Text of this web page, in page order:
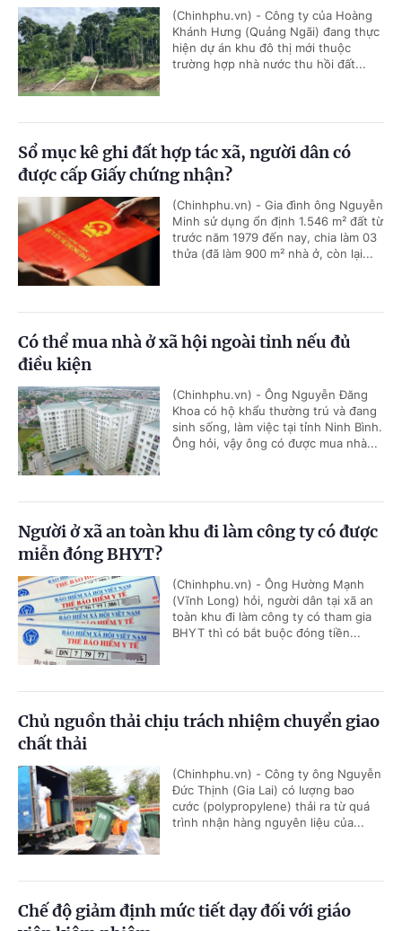
(Chinhphu.vn) - Công ty của Hoàng
Khánh Hưng (Quảng Ngãi) đang thực
hiện dự án khu đô thị mới thuộc
trường hợp nhà nước thu hồi đất...
Sổ mục kê ghi đất hợp tác xã, người dân có
được cấp Giấy chứng nhận?
(Chinhphu.vn) - Gia đình ông Nguyễn
Minh sử dụng ổn định 1.546 m² đất từ
trước năm 1979 đến nay, chia làm 03
thửa (đã làm 900 m² nhà ở, còn lại...
Có thể mua nhà ở xã hội ngoài tỉnh nếu đủ
điều kiện
(Chinhphu.vn) - Ông Nguyễn Đăng
Khoa có hộ khẩu thường trú và đang
sinh sống, làm việc tại tỉnh Ninh Bình.
Ông hỏi, vậy ông có được mua nhà...
Người ở xã an toàn khu đi làm công ty có được
miễn đóng BHYT?
(Chinhphu.vn) - Ông Hường Mạnh
(Vĩnh Long) hỏi, người dân tại xã an
toàn khu đi làm công ty có tham gia
BHYT thì có bắt buộc đóng tiền...
Chủ nguồn thải chịu trách nhiệm chuyển giao
chất thải
(Chinhphu.vn) - Công ty ông Nguyễn
Đức Thịnh (Gia Lai) có lượng bao
cước (polypropylene) thải ra từ quá
trình nhận hàng nguyên liệu của...
Chế độ giảm định mức tiết dạy đối với giáo